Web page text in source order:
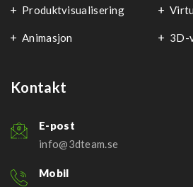
Produktvisualisering
Animasjon 3D-
Kontakt
E-post
info@3dteam.se
Mobil